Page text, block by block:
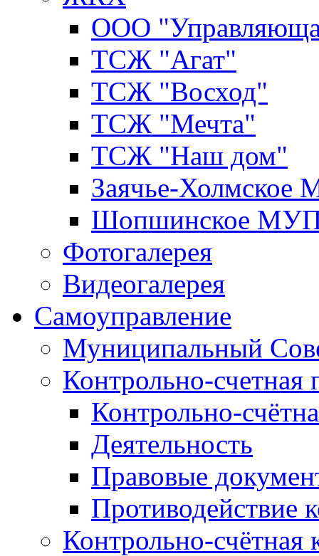
ООО
ТСЖ "Агат"
ТСЖ "Восход"
ТСЖ "Мечта"
ТСЖ "Наш дом"
Заячье-
Шопшинское
Фотогалерея
Видеогалерея
Самоуправление
Муниципальный
Контрольно-счетная
Контрольно-
Деятельность
Правовые
Противодействие
Контрольно-счётная